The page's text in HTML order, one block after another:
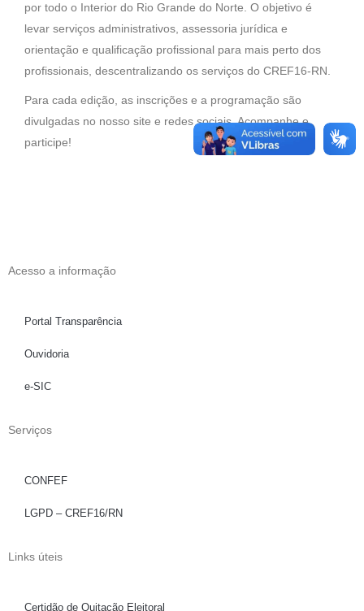
por todo o Interior do Rio Grande do Norte. O objetivo é
levar serviços administrativos, assessoria jurídica e
orientação e qualificação profissional para mais perto dos
profissionais, descentralizando os serviços do CREF16-RN.
Para cada edição, as inscrições e a programação são
divulgadas no nosso site e redes sociais. Acompanhe e
participe!
Acesso a informação
Portal Transparência
Ouvidoria
e-SIC
Serviços
CONFEF
LGPD – CREF16/RN
Links úteis
Certidão de Quitação Eleitoral